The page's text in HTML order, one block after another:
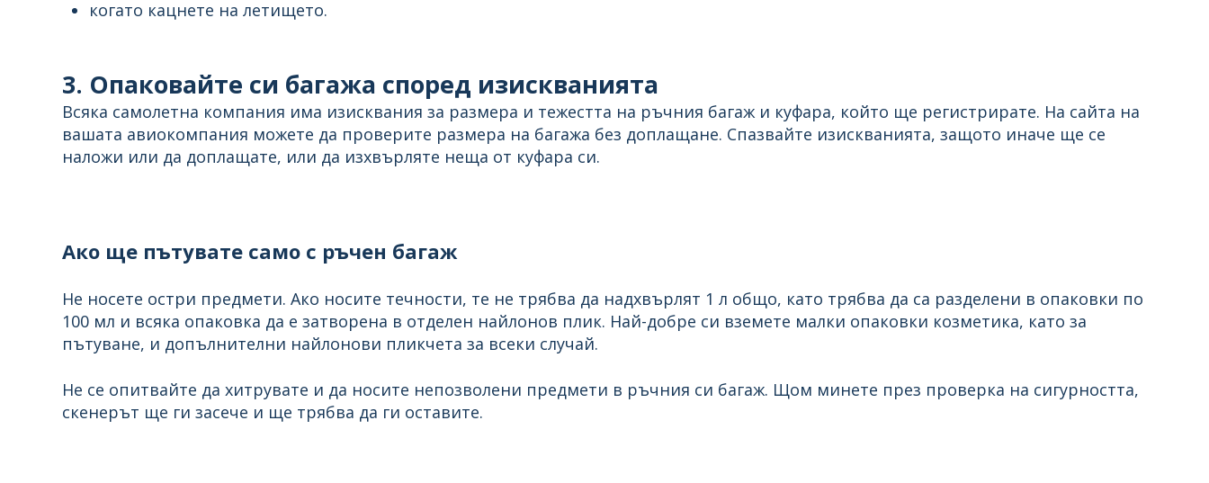
когато кацнете на летището.
3. Опаковайте си багажа според изискванията
Всяка самолетна компания има изисквания за размера и тежестта на ръчния багаж и куфара, който ще регистрирате. На сайта на
вашата авиокомпания можете да проверите размера на багажа без доплащане. Спазвайте изискванията, защото иначе ще се
наложи или да доплащате, или да изхвърляте неща от куфара си.
Ако ще пътувате само с ръчен багаж
Не носете остри предмети. Ако носите течности, те не трябва да надхвърлят 1 л общо, като трябва да са разделени в опаковки по
100 мл и всяка опаковка да е затворена в отделен найлонов плик. Най-добре си вземете малки опаковки козметика, като за
пътуване, и допълнителни найлонови пликчета за всеки случай.
Не се опитвайте да хитрувате и да носите непозволени предмети в ръчния си багаж. Щом минете през проверка на сигурността,
скенерът ще ги засече и ще трябва да ги оставите.